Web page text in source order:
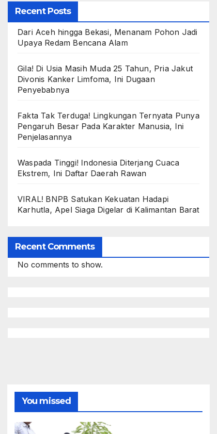
Recent Posts
Dari Aceh hingga Bekasi, Menanam Pohon Jadi
Upaya Redam Bencana Alam
Gila! Di Usia Masih Muda 25 Tahun, Pria Jakut
Divonis Kanker Limfoma, Ini Dugaan
Penyebabnya
Fakta Tak Terduga! Lingkungan Ternyata Punya
Pengaruh Besar Pada Karakter Manusia, Ini
Penjelasannya
Waspada Tinggi! Indonesia Diterjang Cuaca
Ekstrem, Ini Daftar Daerah Rawan
VIRAL! BNPB Satukan Kekuatan Hadapi
Karhutla, Apel Siaga Digelar di Kalimantan Barat
Recent Comments
No comments to show.
You missed